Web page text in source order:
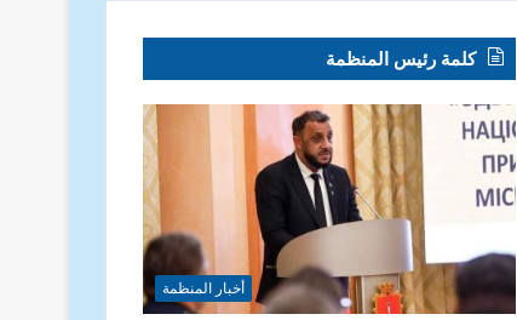
كلمة رئيس المنظمة
أخبار المنظمة